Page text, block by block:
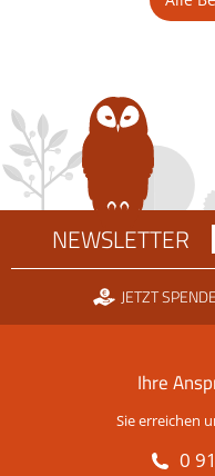
NEWSLETTER
JETZT
Ihre
Sie erreichen
0